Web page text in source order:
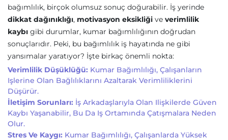
bağımlılık, birçok olumsuz sonuç doğurabilir. İş yerinde
dikkat dağınıklığı, motivasyon eksikliği ve verimlilik
kaybı gibi durumlar, kumar bağımlılığının doğrudan
sonuçlarıdır. Peki, bu bağımlılık iş hayatında ne gibi
yansımalar yaratıyor? İşte birkaç önemli nokta:
Verimlilik Düşüklüğü: Kumar Bağımlılığı, Çalışanların
Işlerine Olan Bağlılıklarını Azaltarak Verimliliklerini
Düşürür.
İletişim Sorunları: İş Arkadaşlarıyla Olan Ilişkilerde Güven
Kaybı Yaşanabilir, Bu Da Iş Ortamında Çatışmalara Neden
Olur.
Stres Ve Kaygı: Kumar Bağımlılığı, Çalışanlarda Yüksek